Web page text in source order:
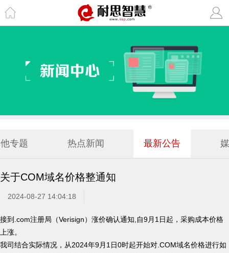
专题 热点新闻 最新公告
关于COM域名价格整通知
2024-08-27 14:04:18
接到.com注册局（Verisign）涨价确认通知,自9月1日起，采购成本价格
上涨。
我司结合实际情况，从2024年9月1日0时起开始对.COM域名价格进行如